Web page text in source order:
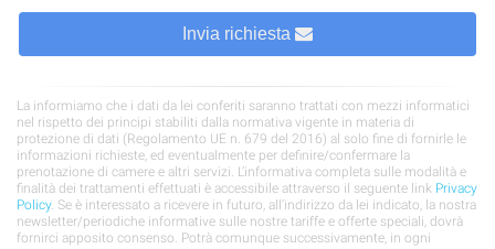
Invia richiesta
La informiamo che i dati da lei conferiti saranno trattati con mezzi informatici
nel rispetto dei principi stabiliti dalla normativa vigente in materia di
protezione di dati (Regolamento UE n. 679 del 2016) al solo fine di fornirle le
informazioni richieste, ed eventualmente per definire/confermare la
prenotazione di camere e altri servizi. L’informativa completa sulle modalità e
finalità dei trattamenti effettuati è accessibile attraverso il seguente link Privacy
Policy. Se è interessato a ricevere in futuro, all’indirizzo da lei indicato, la nostra
newsletter/periodiche informative sulle nostre tariffe e offerte speciali, dovrà
fornirci apposito consenso. Potrà comunque successivamente, in ogni